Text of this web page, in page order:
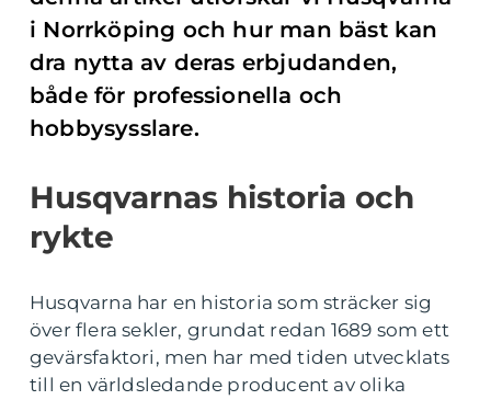
i Norrköping och hur man bäst kan
dra nytta av deras erbjudanden,
både för professionella och
hobbysysslare.
Husqvarnas historia och
rykte
Husqvarna har en historia som sträcker sig
över flera sekler, grundat redan 1689 som ett
gevärsfaktori, men har med tiden utvecklats
till en världsledande producent av olika